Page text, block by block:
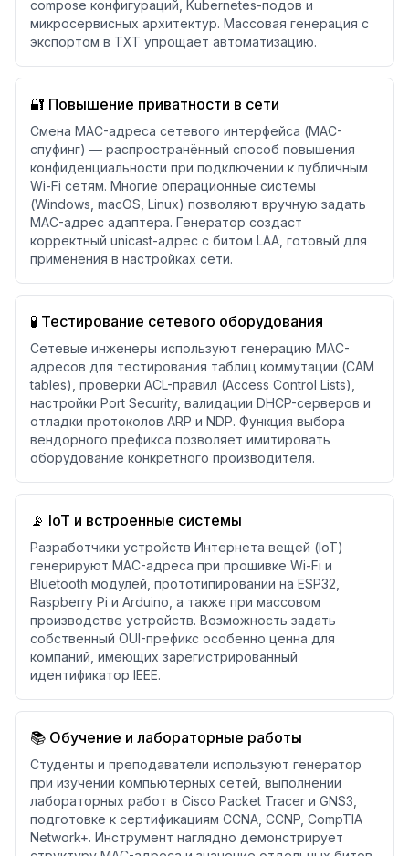
compose конфигураций, Kubernetes-подов и
микросервисных архитектур. Массовая генерация с
экспортом в TXT упрощает автоматизацию.
🔐 Повышение приватности в сети
Смена MAC-адреса сетевого интерфейса (MAC-
спуфинг) — распространённый способ повышения
конфиденциальности при подключении к публичным
Wi-Fi сетям. Многие операционные системы
(Windows, macOS, Linux) позволяют вручную задать
MAC-адрес адаптера. Генератор создаст
корректный unicast-адрес с битом LAA, готовый для
применения в настройках сети.
🧪 Тестирование сетевого оборудования
Сетевые инженеры используют генерацию MAC-
адресов для тестирования таблиц коммутации (CAM
tables), проверки ACL-правил (Access Control Lists),
настройки Port Security, валидации DHCP-серверов и
отладки протоколов ARP и NDP. Функция выбора
вендорного префикса позволяет имитировать
оборудование конкретного производителя.
📡 IoT и встроенные системы
Разработчики устройств Интернета вещей (IoT)
генерируют MAC-адреса при прошивке Wi-Fi и
Bluetooth модулей, прототипировании на ESP32,
Raspberry Pi и Arduino, а также при массовом
производстве устройств. Возможность задать
собственный OUI-префикс особенно ценна для
компаний, имеющих зарегистрированный
идентификатор IEEE.
📚 Обучение и лабораторные работы
Студенты и преподаватели используют генератор
при изучении компьютерных сетей, выполнении
лабораторных работ в Cisco Packet Tracer и GNS3,
подготовке к сертификациям CCNA, CCNP, CompTIA
Network+. Инструмент наглядно демонстрирует